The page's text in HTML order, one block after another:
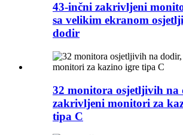
43-inčni zakrivljeni
sa velikim ekranom
dodir
32 monitora osjetljivih na
zakrivljeni monitori za
tipa C